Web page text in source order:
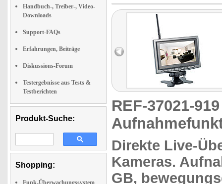
Handbuch-, Treiber-, Video-
Downloads
Support-FAQs
Erfahrungen, Beiträge
Diskussions-Forum
Testergebnisse aus Tests &
Testberichten
Produkt-Suche:
Shopping:
Funk-Überwachungssystem
REF-37021-
Direkte Live-
Kameras.
GB,